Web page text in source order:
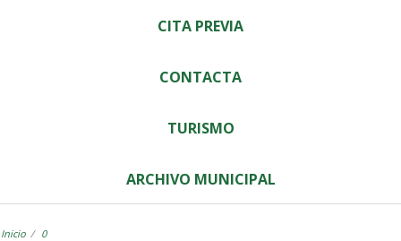
CITA PREVIA
CONTACTA
TURISMO
ARCHIVO MUNICIPAL
Inicio 0